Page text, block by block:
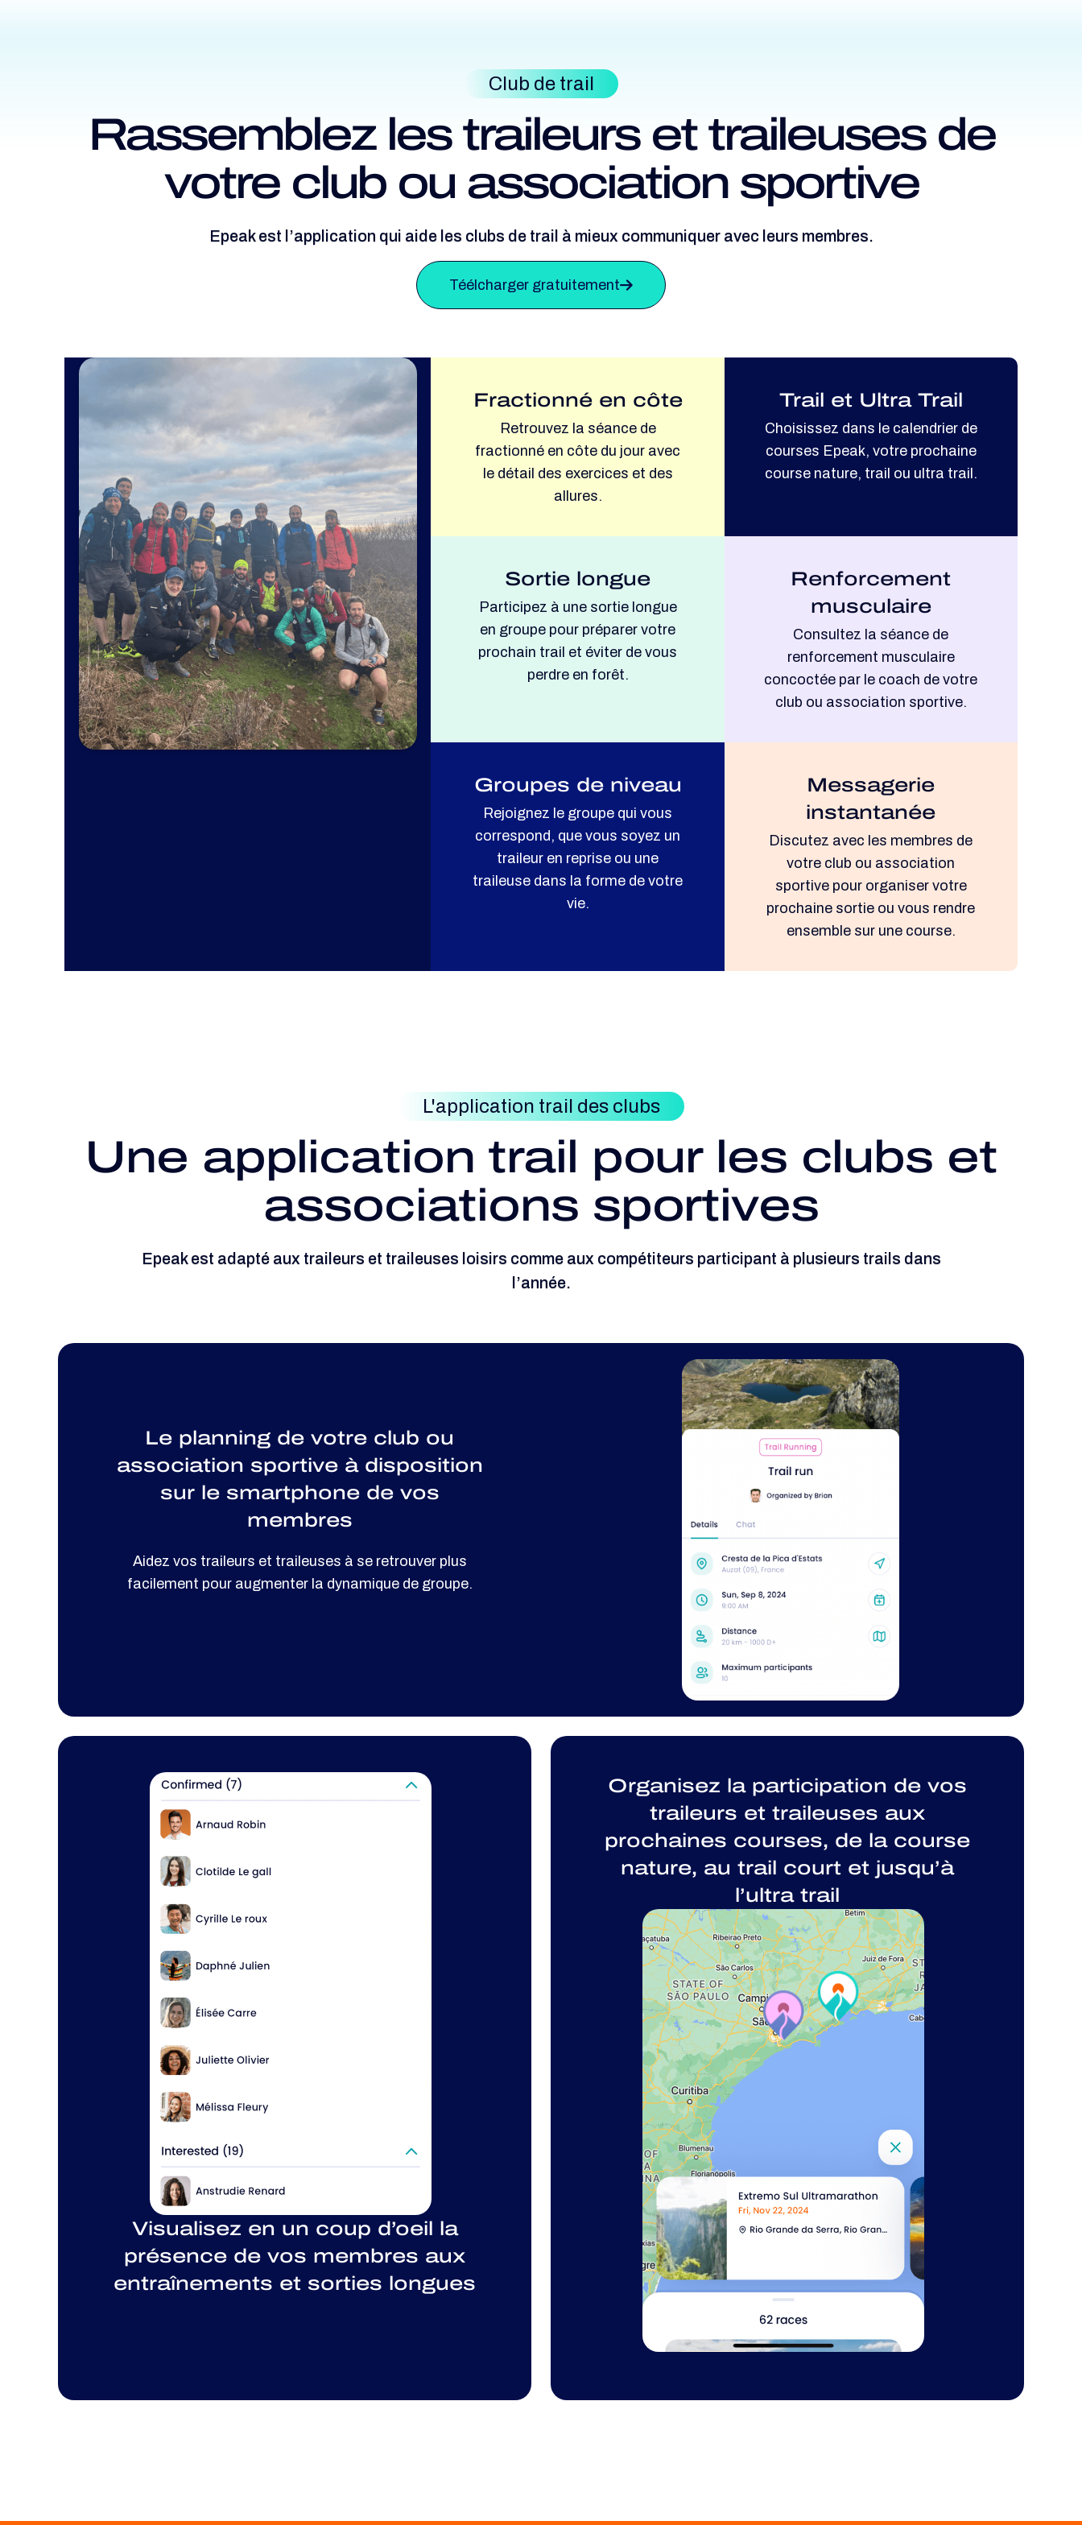
Club de trail
Rassemblez les traileurs et traileuses de
votre club ou association sportive
Epeak est l’application qui aide les clubs de trail à mieux communiquer avec leurs membres.
Téélcharger gratuitement
Fractionné en côte
Retrouvez la séance de
fractionné en côte du jour avec
le détail des exercices et des
allures.
Trail et Ultra Trail
Choisissez dans le calendrier de
courses Epeak, votre prochaine
course nature, trail ou ultra trail.
Sortie longue
Participez à une sortie longue
en groupe pour préparer votre
prochain trail et éviter de vous
perdre en forêt.
Renforcement
musculaire
Consultez la séance de
renforcement musculaire
concoctée par le coach de votre
club ou association sportive.
Groupes de niveau
Rejoignez le groupe qui vous
correspond, que vous soyez un
traileur en reprise ou une
traileuse dans la forme de votre
vie.
Messagerie
instantanée
Discutez avec les membres de
votre club ou association
sportive pour organiser votre
prochaine sortie ou vous rendre
ensemble sur une course.
L'application trail des clubs
Une application trail pour les clubs et
associations sportives
Epeak est adapté aux traileurs et traileuses loisirs comme aux compétiteurs participant à plusieurs trails dans
l’année.
Le planning de votre club ou
association sportive à disposition
sur le smartphone de vos
membres
Aidez vos traileurs et traileuses à se retrouver plus
facilement pour augmenter la dynamique de groupe.
Visualisez en un coup d’oeil la
présence de vos membres aux
entraînements et sorties longues
Organisez la participation de vos
traileurs et traileuses aux
prochaines courses, de la course
nature, au trail court et jusqu’à
l’ultra trail